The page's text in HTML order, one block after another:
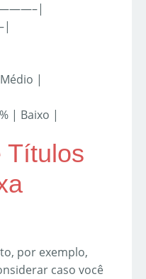
|
| Baixo |
Títulos
por exemplo,
caso você